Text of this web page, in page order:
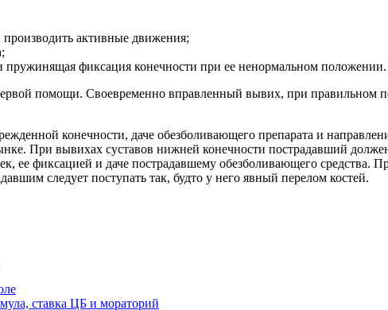
активные движения;
пружинящая фиксация конечности при ее ненормальном положении.
помощи. Своевременно вправленный вывих, при правильном
конечности, даче обезболивающего препарата и
При вывихах суставов нижней конечности пострадавший
ее фиксацией и даче пострадавшему обезболивающего средства.
следует поступать так, будто у него явный перелом костей.
ставка ЦБ и мораторий